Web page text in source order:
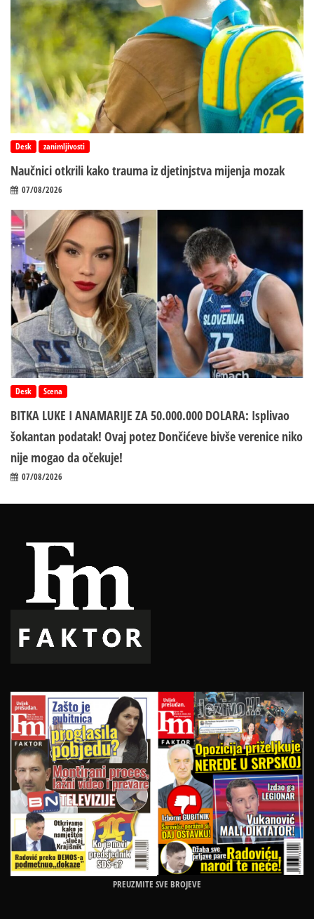
Desk zanimljivosti
Naučnici otkrili kako trauma iz d‌jetinjstva mijenja mozak
07/08/2026
Desk Scena
BITKA LUKE I ANAMARIJE ZA 50.000.000 DOLARA: Isplivao
šokantan podatak! Ovaj potez Dončićeve bivše verenice niko
nije mogao da očekuje!
07/08/2026
PREUZMITE SVE BROJEVE